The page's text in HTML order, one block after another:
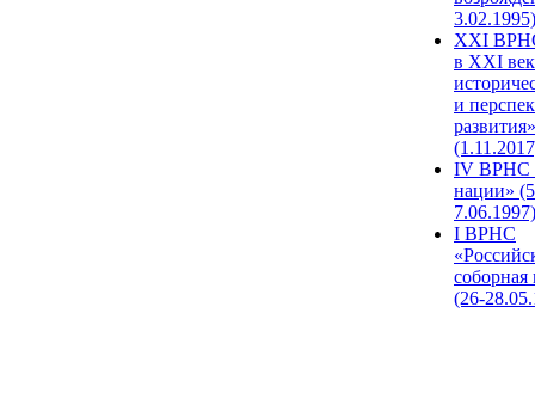
3.02.1995)
XХI
в XXI
и
развития»
IV ВРНС
нации»
7.06.1997)
I ВРНС
(26-